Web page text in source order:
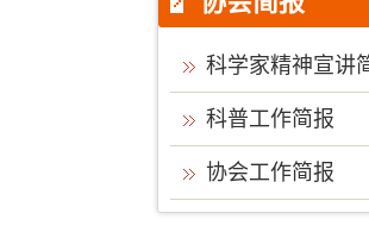
科学家精神宣讲
科普工作简报
协会工作简报